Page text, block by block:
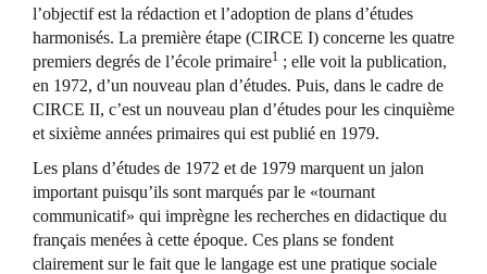
l’objectif est la rédaction et l’adoption de plans d’études
harmonisés. La première étape (CIRCE I) concerne les quatre
premiers degrés de l’école primaire1 ; elle voit la publication,
en 1972, d’un nouveau plan d’études. Puis, dans le cadre de
CIRCE II, c’est un nouveau plan d’études pour les cinquième
et sixième années primaires qui est publié en 1979.
Les plans d’études de 1972 et de 1979 marquent un jalon
important puisqu’ils sont marqués par le «tournant
communicatif» qui imprègne les recherches en didactique du
français menées à cette époque. Ces plans se fondent
clairement sur le fait que le langage est une pratique sociale